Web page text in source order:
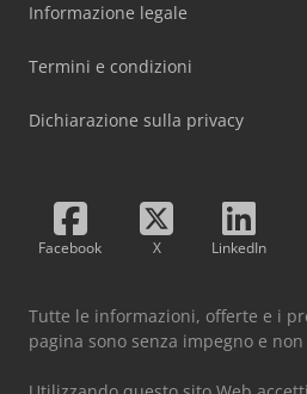
Informazione legale
Termini e condizioni
Dichiarazione sulla privacy
Facebook X LinkedIn
Tutte le informazioni, offerte e i
pagina sono senza impegno e